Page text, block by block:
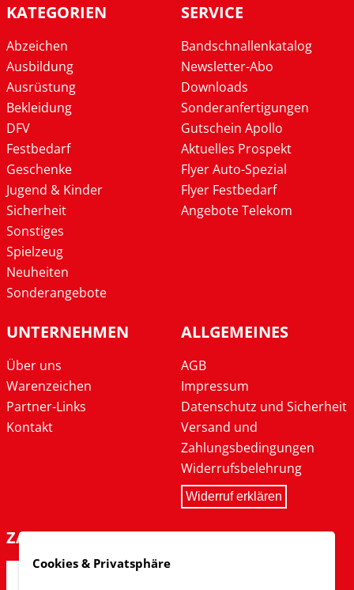
KATEGORIEN
Abzeichen
Ausbildung
Ausrüstung
Bekleidung
DFV
Festbedarf
Geschenke
Jugend & Kinder
Sicherheit
Sonstiges
Spielzeug
Neuheiten
Sonderangebote
SERVICE
Bandschnallenkatalog
Newsletter-Abo
Downloads
Sonderanfertigungen
Gutschein Apollo
Aktuelles Prospekt
Flyer Auto-Spezial
Flyer Festbedarf
Angebote Telekom
UNTERNEHMEN
Über uns
Warenzeichen
Partner-Links
Kontakt
ALLGEMEINES
AGB
Impressum
Datenschutz und Sicherheit
Versand und
Zahlungsbedingungen
Widerrufsbelehrung
Widerruf erklären
ZAHLARTEN
Cookies & Privatsphäre